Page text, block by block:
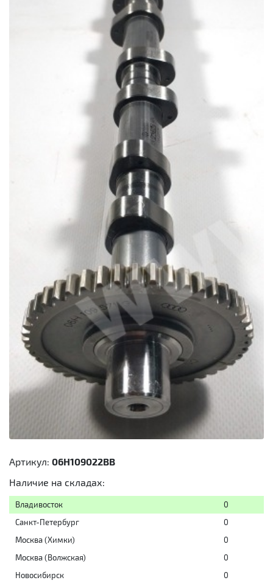
Артикул: 06H109022BB
Наличие на складах:
Владивосток
0
Санкт-Петербург
0
Москва (Химки)
0
Москва (Волжская)
0
Новосибирск
0